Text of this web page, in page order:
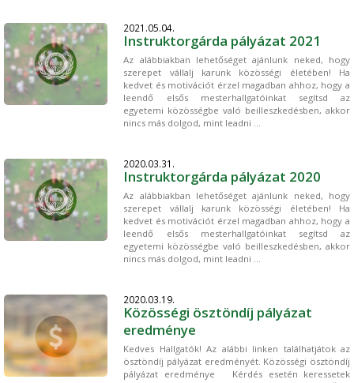
2021.05.04.
Instruktorgárda pályázat 2021
Az alábbiakban lehetőséget ajánlunk neked, hogy
szerepet vállalj karunk közösségi életében! Ha
kedvet és motivációt érzel magadban ahhoz, hogy a
leendő elsős mesterhallgatóinkat segítsd az
egyetemi közösségbe való beilleszkedésben, akkor
nincs más dolgod, mint leadni ...
2020.03.31.
Instruktorgárda pályázat 2020
Az alábbiakban lehetőséget ajánlunk neked, hogy
szerepet vállalj karunk közösségi életében! Ha
kedvet és motivációt érzel magadban ahhoz, hogy a
leendő elsős mesterhallgatóinkat segítsd az
egyetemi közösségbe való beilleszkedésben, akkor
nincs más dolgod, mint leadni ...
2020.03.19.
Közösségi ösztöndíj pályázat
eredménye
Kedves Hallgatók! Az alábbi linken találhatjátok az
ösztöndíj pályázat eredményét. Közösségi ösztöndíj
pályázat eredménye Kérdés esetén keressetek